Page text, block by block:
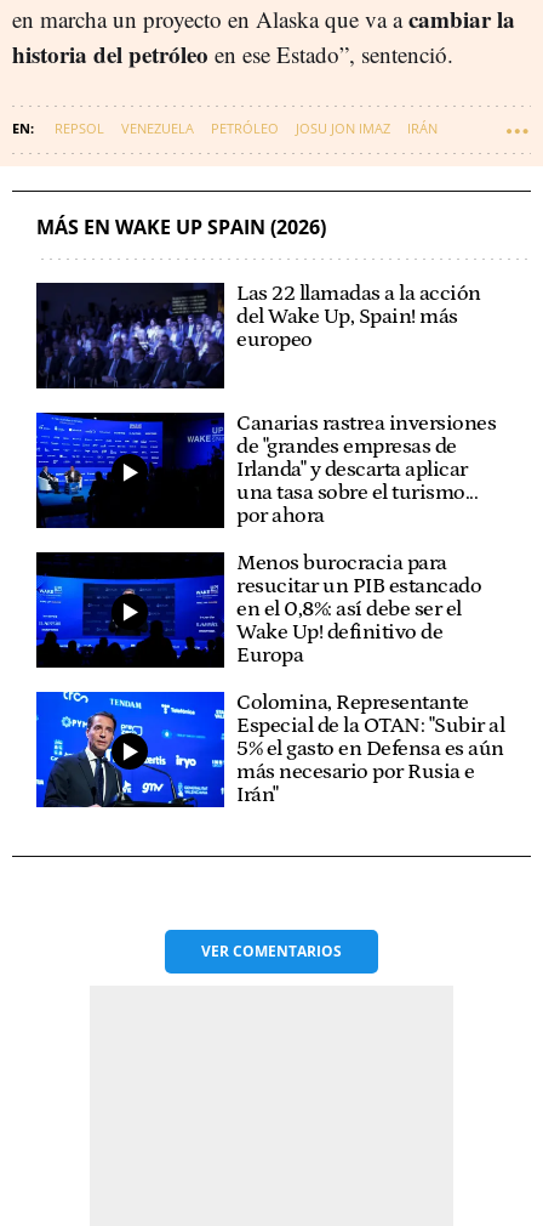
en marcha un proyecto en Alaska que va acambiar la
historia del petróleo en ese Estado”, sentenció.
REPSOL VENEZUELA PETRÓLEO JOSU JON IMAZ IRÁN
MÁS EN WAKE UP SPAIN (2026)
Las 22 llamadas a la acción
del Wake Up, Spain! más
europeo
Canarias rastrea inversiones
de "grandes empresas de
Irlanda" y descarta aplicar
una tasa sobre el turismo...
por ahora
Menos burocracia para
resucitar un PIB estancado
en el 0,8%: así debe ser el
Wake Up! definitivo de
Europa
Colomina, Representante
Especial de la OTAN: "Subir al
5% el gasto en Defensa es aún
más necesario por Rusia e
Irán"
VERCOMENTARIOS